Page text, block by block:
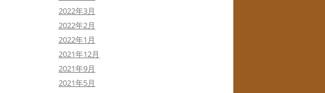
2022年3月
2022年2月
2022年1月
2021年12月
2021年9月
2021年5月